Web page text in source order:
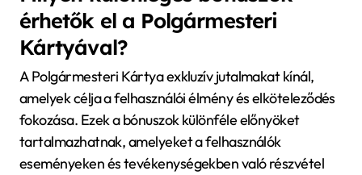
érhetők el a Polgármesteri
Kártyával?
A Polgármesteri Kártya exkluzív jutalmakat kínál,
amelyek célja a felhasználói élmény és elköteleződés
fokozása. Ezek a bónuszok különféle előnyöket
tartalmazhatnak, amelyeket a felhasználók
eseményeken és tevékenységekben való részvétel